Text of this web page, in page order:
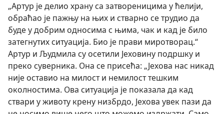
„Артур је делио храну са затвореницима у ћелији,
обраћао je пажњу на њих и стварно се трудио да
буде у добрим односима с њима, чак и кад је било
затегнутих ситуација. Био је прави миротворац.“
Артур и Људмила су осетили Јеховину подршку и
преко суверника. Она се присећа: „Јехова нас никад
није оставио на милост и немилост тешким
околностима. Ова ситуација је показала да кад
ствари у животу крену низбрдо, Јехова увек пази да